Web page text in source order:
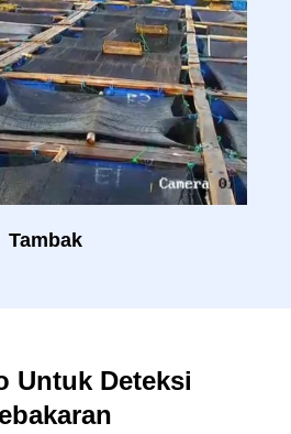
Tambak
Untuk Deteksi